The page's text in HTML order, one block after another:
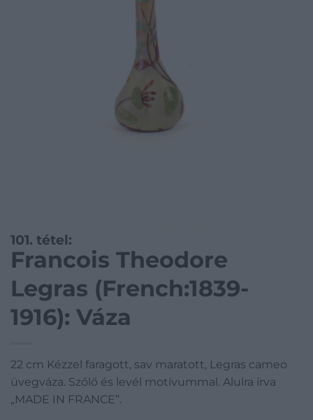
101. tétel:
Francois Theodore
Legras (French:1839-
1916): Váza
22 cm Kézzel faragott, sav maratott, Legras cameo
üvegváza. Szőlő és levél motívummal. Alulra írva
„MADE IN FRANCE”.